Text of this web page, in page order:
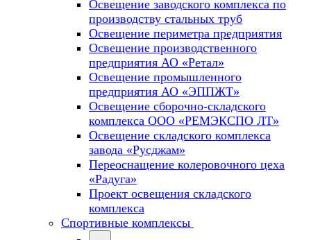
Освещение заводского комплекса по
производству стальных труб
Освещение периметра предприятия
Освещение производственного
предприятия АО «Ретал»
Освещение промышленного
предприятия АО «ЭППЖТ»
Освещение сборочно-складского
комплекса ООО «РЕМЭКСПО ЛТ»
Освещение складского комплекса
завода «Русджам»
Переоснащение колеровочного цеха
«Радуга»
Проект освещения складского
комплекса
Спортивные комплексы